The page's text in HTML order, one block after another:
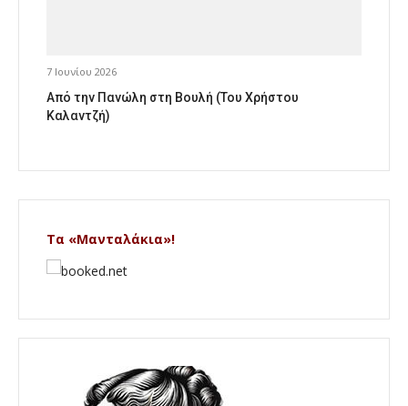
7 Ιουνίου 2026
Από την Πανώλη στη Βουλή (Του Χρήστου
Καλαντζή)
Τα «Μανταλάκια»!